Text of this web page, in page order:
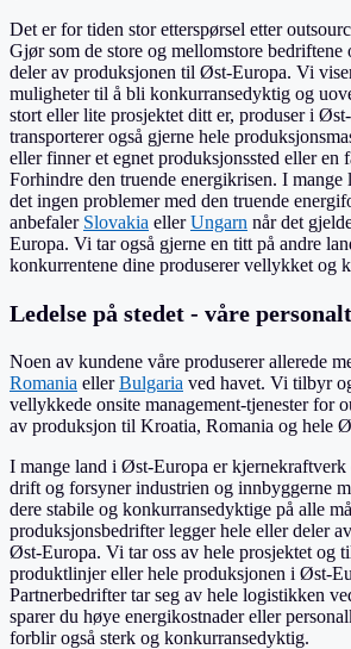
Det er for tiden stor etterspørsel etter
Gjør som de store og mellomstore bedriftene
deler av produksjonen til Øst-Europa. Vi
muligheter til å bli konkurransedyktig og
stort eller lite prosjektet ditt er, produser i
transporterer også gjerne hele
eller finner et egnet produksjonssted eller
Forhindre den truende energikrisen. I
det ingen problemer med den truende
anbefaler Slovakia ellerUngarn når det
Europa. Vi tar også gjerne en titt på andre
konkurrentene dine produserer vellykket og
Ledelse på stedet - våre
Noen av kundene våre produserer allerede
Romania ellerBulgaria ved havet. Vi tilbyr
vellykkede onsite management-tjenester for
av produksjon til Kroatia, Romania og hele
I mange land i Øst-Europa er
drift og forsyner industrien og innbyggerne
dere stabile og konkurransedyktige på alle
produksjonsbedrifter legger hele eller deler
Øst-Europa. Vi tar oss av hele prosjektet og
produktlinjer eller hele produksjonen i Øst-
Partnerbedrifter tar seg av hele logistikken
sparer du høye energikostnader eller
forblir også sterk og konkurransedyktig.